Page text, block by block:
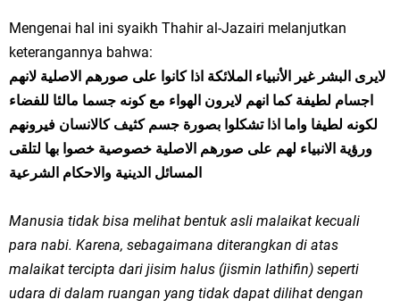
Mengenai hal ini syaikh Thahir al-Jazairi melanjutkan
keterangannya bahwa:
لايرى البشر غير الأنبياء الملائكة اذا كانوا على صورهم الاصلية لانهم
اجسام لطيفة كما انهم لايرون الهواء مع كونه جسما مالئا للفضاء
لكونه لطيفا واما اذا تشكلوا بصورة جسم كثيف كالانسان فيرونهم
ورؤية الانبياء لهم على صورهم الاصلية خصوصية خصوا بها لتلقى
المسائل الدينية والاحكام الشرعية
Manusia tidak bisa melihat bentuk asli malaikat kecuali
para nabi. Karena, sebagaimana diterangkan di atas
malaikat tercipta dari jisim halus (jismin lathifin) seperti
udara di dalam ruangan yang tidak dapat dilihat dengan